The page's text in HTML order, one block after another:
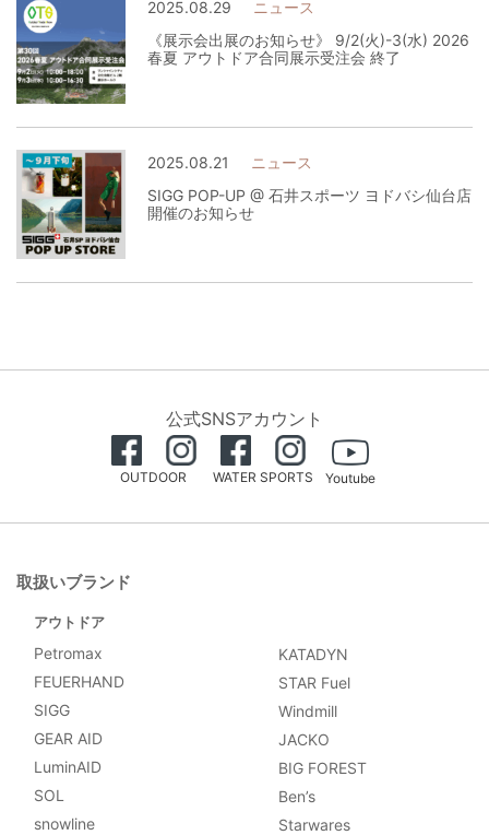
2025.08.29
ニュース
《展示会出展のお知らせ》 9/2(火)-3(水) 2026
春夏 アウトドア合同展示受注会 終了
2025.08.21
ニュース
SIGG POP-UP @ 石井スポーツ ヨドバシ仙台店
開催のお知らせ
公式SNSアカウント
OUTDOOR WATER SPORTS Youtube
取扱いブランド
アウトドア
Petromax
FEUERHAND
SIGG
GEAR AID
LuminAID
SOL
snowline
KATADYN
STAR Fuel
Windmill
JACKO
BIG FOREST
Ben’s
Starwares